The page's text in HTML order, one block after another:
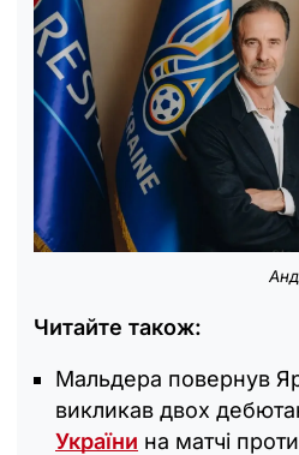
Читайте також:
Мальдера повернув
викликав двох
України на матчі